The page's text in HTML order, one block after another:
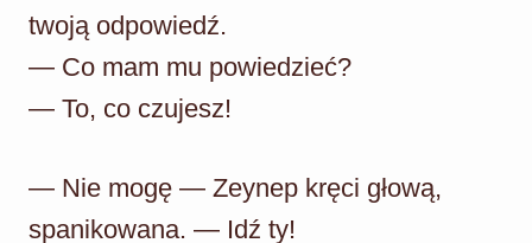
twoją odpowiedź.
— Co mam mu powiedzieć?
— To, co czujesz!
— Nie mogę — Zeynep kręci głową,
spanikowana. — Idź ty!